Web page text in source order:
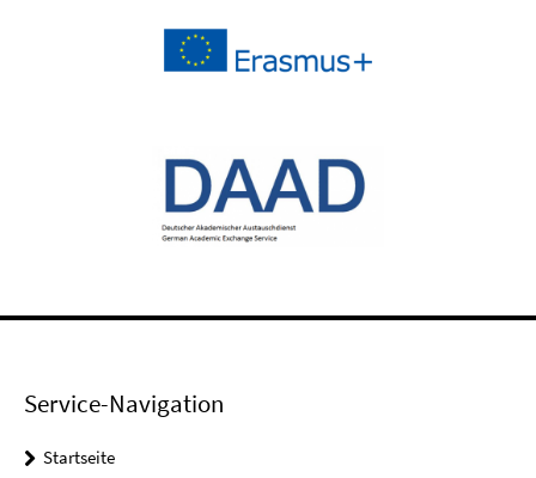
Service-Navigation
Startseite